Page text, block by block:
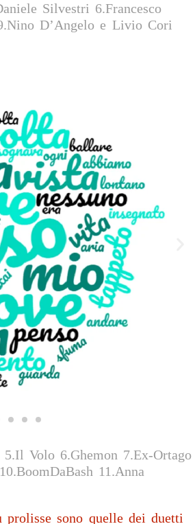
Silvestri 6.Francesco
D’Angelo e Livio Cori
Volo 6.Ghemon 7.Ex-Ortago
11.Anna
prolisse sono quelle dei duetti